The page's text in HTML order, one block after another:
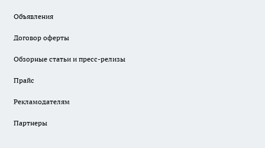
Объявления
Договор оферты
Обзорные статьи и пресс-релизы
Прайс
Рекламодателям
Партнеры